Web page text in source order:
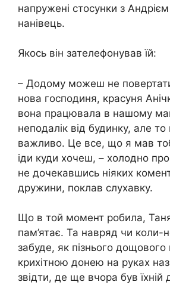
напружені стосунки з Андрієм
нанівець.
Якось він зателефонував їй:
– Додому можеш не
нова господиня, красуня
вона працювала в нашому
неподалік від будинку, але то
важливо. Це все, що я мав
іди куди хочеш, – холодно
не дочекавшись ніяких
дружини, поклав слухавку.
Що в той момент робила,
пам’ятає. Та навряд чи коли-
забуде, як пізнього дощового
крихітною донею на руках
звідти, де ще вчора був їхній